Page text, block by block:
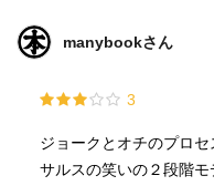
manybookさん
3
ジョークとオチのプロセ
サルスの笑いの２段階モ